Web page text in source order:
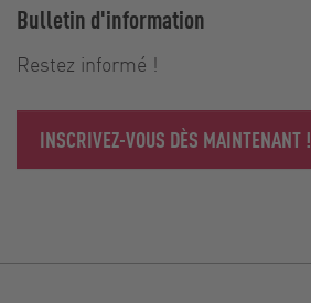
Bulletin d'information
Restez informé !
INSCRIVEZ-VOUS DÈS MAINTENANT !